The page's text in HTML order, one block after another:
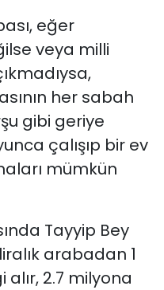
eğer
veya milli
her sabah
gibi geriye
çalışıp bir ev
mümkün
Tayyip Bey
arabadan 1
2.7 milyona